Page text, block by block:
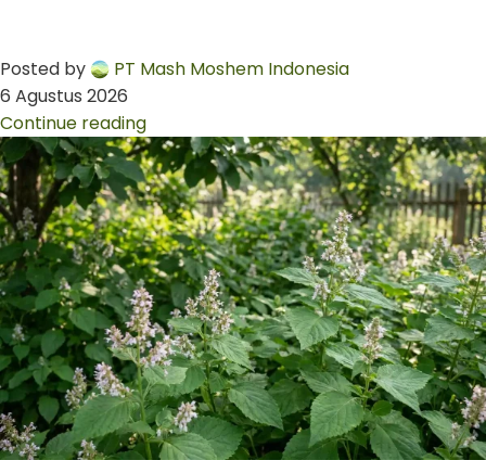
Posted by
PT Mash Moshem Indonesia
6 Agustus 2026
Continue reading